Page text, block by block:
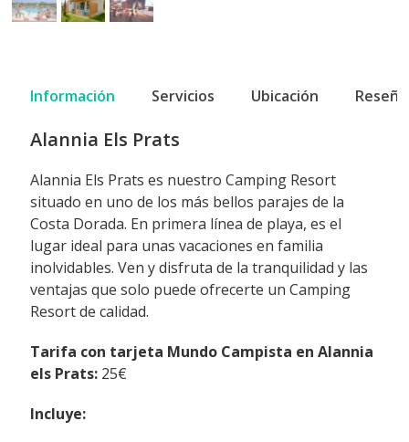
Información Servicios Ubicación
Alannia Els Prats
Alannia Els Prats es nuestro Camping Resort
situado en uno de los más bellos parajes de la
Costa Dorada. En primera línea de playa, es el
lugar ideal para unas vacaciones en familia
inolvidables. Ven y disfruta de la tranquilidad y las
ventajas que solo puede ofrecerte un Camping
Resort de calidad.
Tarifa con tarjeta Mundo Campista en Alannia
els Prats: 25€
Incluye: